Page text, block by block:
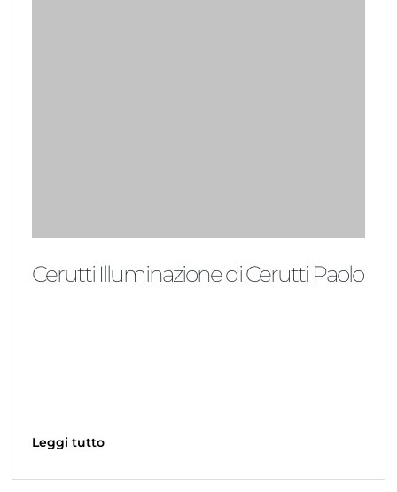
Cerutti Illuminazione di Cerutti Paolo
Leggi tutto